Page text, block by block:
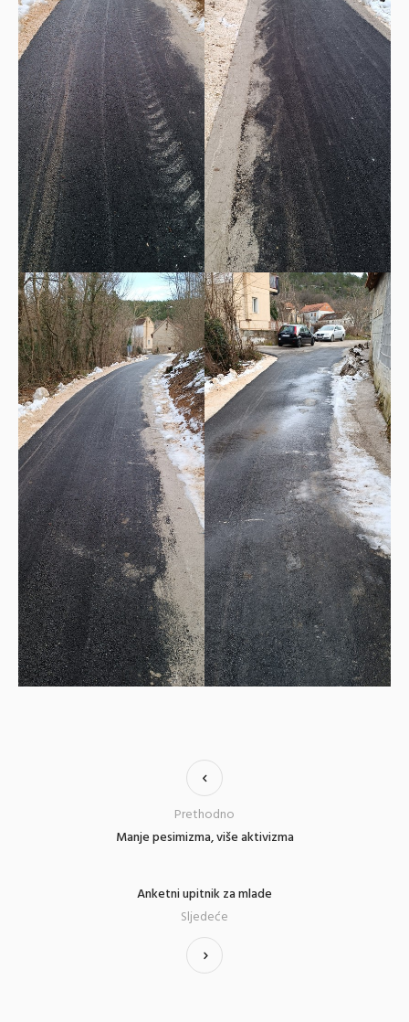
Manje pesimizma, više aktivizma
Prethodno
Anketni upitnik za mlade
Sljedeće